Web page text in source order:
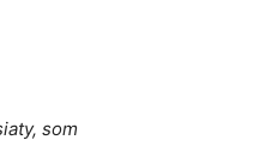
som